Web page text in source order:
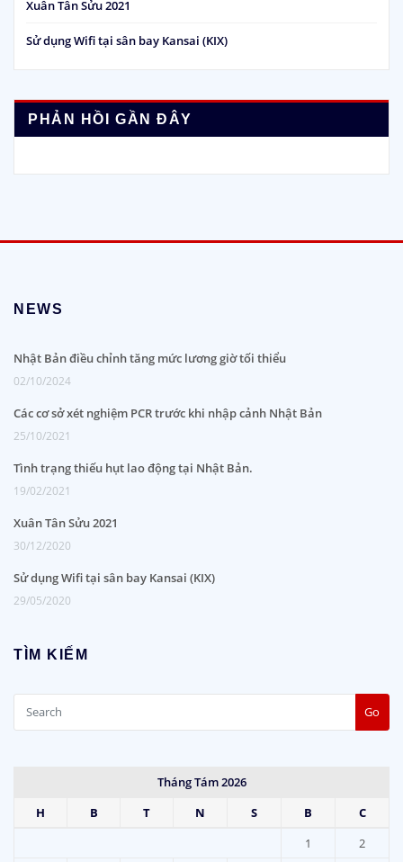
Xuân Tân Sửu 2021
Sử dụng Wifi tại sân bay Kansai (KIX)
PHẢN HỒI GẦN ĐÂY
NEWS
Nhật Bản điều chỉnh tăng mức lương giờ tối thiểu
02/10/2024
Các cơ sở xét nghiệm PCR trước khi nhập cảnh Nhật Bản
25/10/2021
Tình trạng thiếu hụt lao động tại Nhật Bản.
19/02/2021
Xuân Tân Sửu 2021
30/12/2020
Sử dụng Wifi tại sân bay Kansai (KIX)
29/05/2020
TÌM KIẾM
Go
Tháng Tám 2026
H
B T N S B
C
1
2